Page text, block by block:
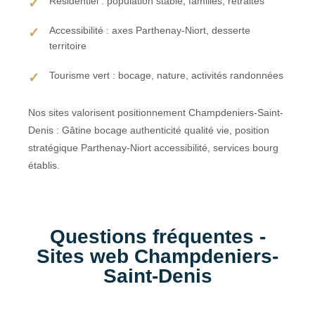
Accessibilité : axes Parthenay-Niort, desserte
territoire
Tourisme vert : bocage, nature, activités randonnées
Nos sites valorisent positionnement Champdeniers-Saint-
Denis : Gâtine bocage authenticité qualité vie, position
stratégique Parthenay-Niort accessibilité, services bourg
établis.
Questions fréquentes -
Sites web Champdeniers-
Saint-Denis